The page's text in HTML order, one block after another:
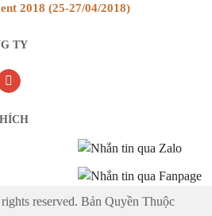
2018 (25-27/04/2018)
TY
reserved. Bản Quyền Thuộc